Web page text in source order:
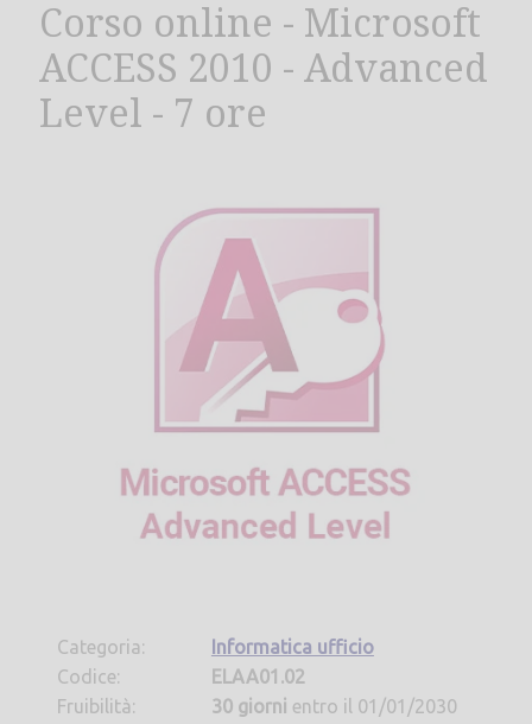
Corso online - Microsoft
ACCESS 2010 - Advanced
Level - 7 ore
Categoria:
Informatica ufficio
Codice:
ELAA01.02
Fruibilità:
30 giorni entro il 01/01/2030